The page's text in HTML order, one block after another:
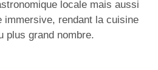
locale mais aussi
immersive, rendant la cuisine
plus grand nombre.